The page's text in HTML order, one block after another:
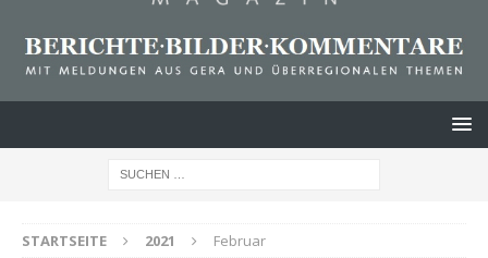
STARTSEITE 2021 Februar